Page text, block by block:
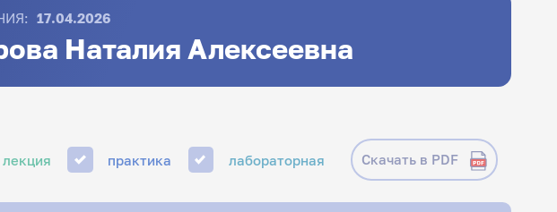
17.04.2026
Наталия Алексеевна
лекция практика лабораторная Скачать в PDF